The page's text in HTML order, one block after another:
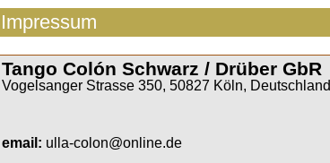
Impressum
Tango Colón Schwarz / Drüber GbR
Vogelsanger Strasse 350, 50827 Köln, Deutschland
email: ulla-colon@online.de